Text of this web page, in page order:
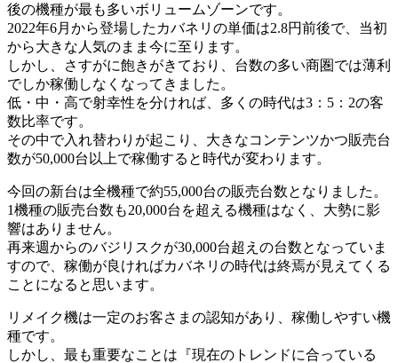
後の機種が最も多いボリュームゾーンです。
2022年6月から登場したカバネリの単価は2.8円前後で、当初
から大きな人気のまま今に至ります。
しかし、さすがに飽きがきており、台数の多い商圏では薄利
でしか稼働しなくなってきました。
低・中・高で射幸性を分ければ、多くの時代は3：5：2の客
数比率です。
その中で入れ替わりが起こり、大きなコンテンツかつ販売台
数が50,000台以上で稼働すると時代が変わります。
今回の新台は全機種で約55,000台の販売台数となりました。
1機種の販売台数も20,000台を超える機種はなく、大勢に影
響はありません。
再来週からのバジリスクが30,000台超えの台数となっていま
すので、稼働が良ければカバネリの時代は終焉が見えてくる
ことになると思います。
リメイク機は一定のお客さまの認知があり、稼働しやすい機
種です。
しかし、最も重要なことは『現在のトレンドに合っている